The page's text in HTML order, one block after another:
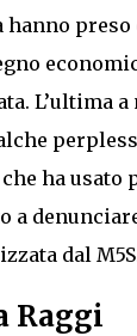
preso
L’ultima a
che ha usato
a
dal
Raggi